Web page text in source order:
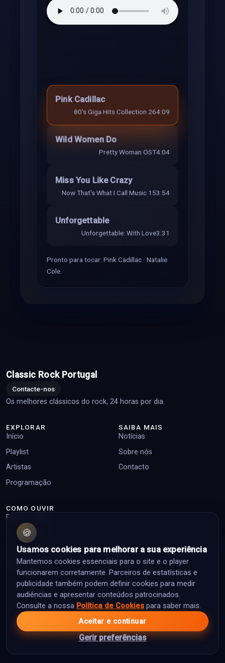
Pink Cadillac
80's Giga Hits Collection 264:09
Wild Women Do
Pretty Woman OST4:04
Miss You Like Crazy
Now That's What I Call Music 153:54
Unforgettable
Unforgettable: With Love3:31
Pronto para tocar: Pink Cadillac · Natalie
Cole.
Classic Rock Portugal
Contacte-nos
Os melhores clássicos do rock, 24 horas por dia.
EXPLORAR
Início
Playlist
Artistas
Programação
SAIBA MAIS
Notícias
Sobre nós
Contacto
COMO OUVIR
Player online
Top pedidos
Facebook
Instagram
© 2026 Classic Rock Portugal. Todos os direitos reservados.
Política de PrivacidadePolítica de CookiesTermos de Utilização
Área editorial
🍪
Usamos cookies para melhorar a sua experiência
Mantemos cookies essenciais para o site e o player
funcionarem corretamente. Parceiros de estatísticas e
publicidade também podem definir cookies para medir
audiências e apresentar conteúdos patrocinados.
Consulte a nossa Política de Cookies para saber mais.
Aceitar e continuar
Gerir preferências